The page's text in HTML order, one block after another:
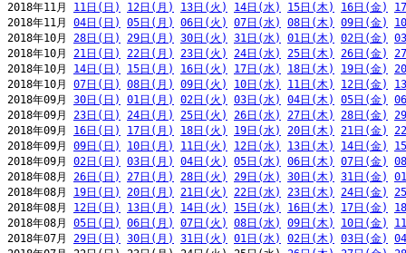
2018年11月 11日(日) 12日(月) 13日(火) 14日(水) 15日(木) 16日(金)
2018年11月 04日(日) 05日(月) 06日(火) 07日(水) 08日(木) 09日(金)
2018年10月 28日(日) 29日(月) 30日(火) 31日(水) 01日(木) 02日(金)
2018年10月 21日(日) 22日(月) 23日(火) 24日(水) 25日(木) 26日(金)
2018年10月 14日(日) 15日(月) 16日(火) 17日(水) 18日(木) 19日(金)
2018年10月 07日(日) 08日(月) 09日(火) 10日(水) 11日(木) 12日(金)
2018年09月 30日(日) 01日(月) 02日(火) 03日(水) 04日(木) 05日(金)
2018年09月 23日(日) 24日(月) 25日(火) 26日(水) 27日(木) 28日(金)
2018年09月 16日(日) 17日(月) 18日(火) 19日(水) 20日(木) 21日(金)
2018年09月 09日(日) 10日(月) 11日(火) 12日(水) 13日(木) 14日(金)
2018年09月 02日(日) 03日(月) 04日(火) 05日(水) 06日(木) 07日(金)
2018年08月 26日(日) 27日(月) 28日(火) 29日(水) 30日(木) 31日(金)
2018年08月 19日(日) 20日(月) 21日(火) 22日(水) 23日(木) 24日(金)
2018年08月 12日(日) 13日(月) 14日(火) 15日(水) 16日(木) 17日(金)
2018年08月 05日(日) 06日(月) 07日(火) 08日(水) 09日(木) 10日(金)
2018年07月 29日(日) 30日(月) 31日(火) 01日(水) 02日(木) 03日(金)